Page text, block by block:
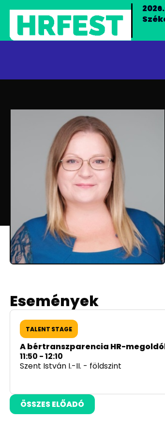
Események
TALENT STAGE
A bértranszparencia HR-
11:50 - 12:10
Szent István I.-II. - földszint
ÖSSZES ELŐADÓ